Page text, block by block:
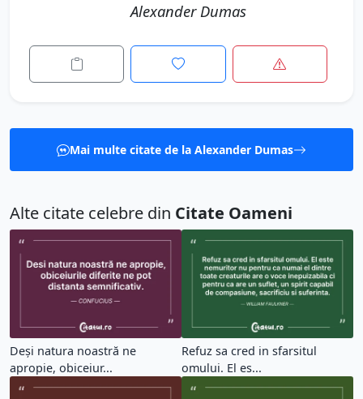
Alexander Dumas
Mai multe citate de la Alexander Dumas
Alte citate celebre din Citate Oameni
Deși natura noastră ne
apropie, obiceiur...
Refuz sa cred in sfarsitul
omului. El es...